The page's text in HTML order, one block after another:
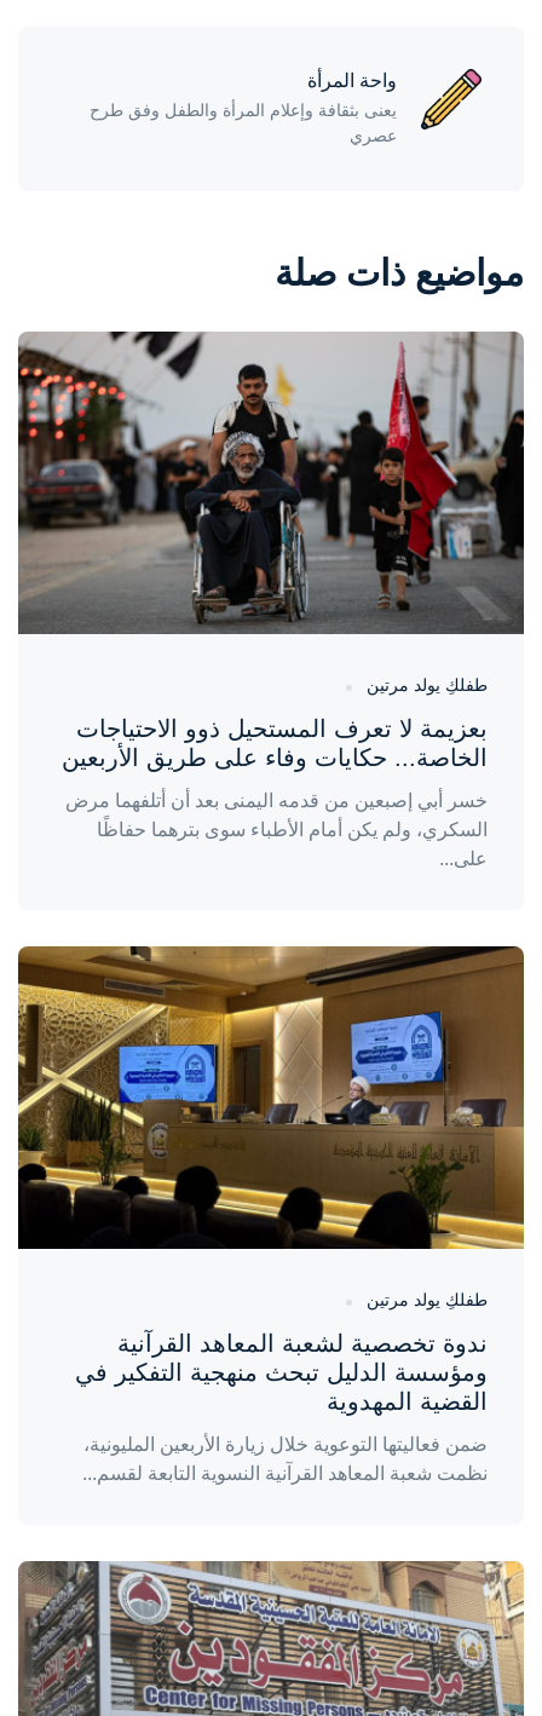
واحة المرأة
يعنى بثقافة وإعلام المرأة والطفل وفق طرح
عصري
مواضيع ذات صلة
واحة المرأة
منذ ساعتين
طفلكِ يولد مرتين
بعزيمة لا تعرف المستحيل ذوو الاحتياجات
الخاصة... حكايات وفاء على طريق الأربعين
خسر أبي إصبعين من قدمه اليمنى بعد أن أتلفهما مرض
السكري، ولم يكن أمام الأطباء سوى بترهما حفاظًا
على...
واحة المرأة
طفلكِ يولد مرتين
ندوة تخصصية لشعبة المعاهد القرآنية
ومؤسسة الدليل تبحث منهجية التفكير في
القضية المهدوية
ضمن فعاليتها التوعوية خلال زيارة الأربعين المليونية،
نظمت شعبة المعاهد القرآنية النسوية التابعة لقسم...
واحة المرأة
منذ 4 أيام